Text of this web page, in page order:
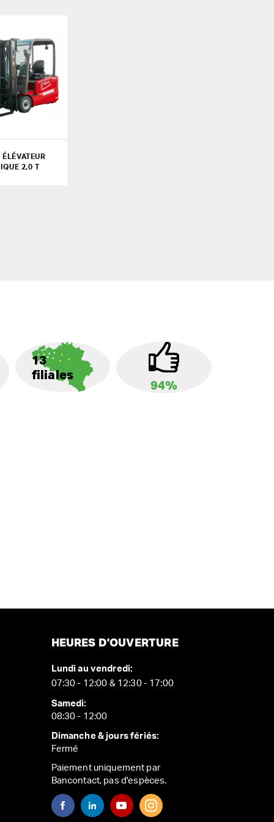
2,0 T
13
filiales
94%
HEURES D'OUVERTURE
Lundi au vendredi:
07:30 - 12:00 & 12:30 - 17:00
Samedi:
08:30 - 12:00
Dimanche & jours fériés:
Fermé
Paiement uniquement par
Bancontact, pas d'espèces.